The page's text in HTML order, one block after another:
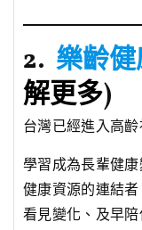
2. 樂齡
解更多)
台灣已經進入高齡
學習成為長輩健
健康資源的連結者
看見變化、及早陪